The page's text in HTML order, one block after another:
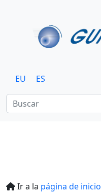
EU ES
Ir a la página de inicio